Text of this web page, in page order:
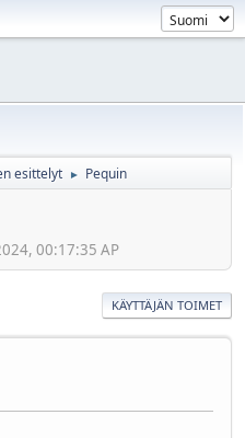
esittelyt ► Pequin
00:17:35 AP
KÄYTTÄJÄN TOIMET